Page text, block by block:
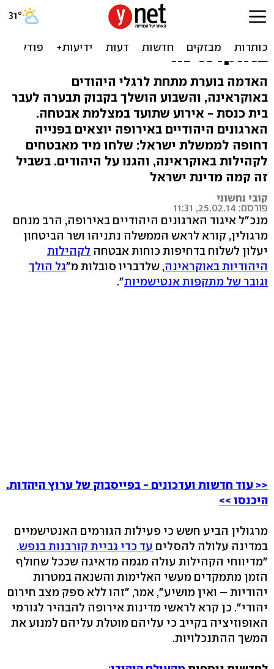
הארגונים היהודיים לישראל:
"מצב חירום יהודי
באוקראינה"
האדמה בוערת מתחת לרגלי היהודים
באוקראינה, והשבוע הושלך בקבוק תבערה לעבר
בית כנסת - אירוע שתועד במצלמת אבטחה.
הארגונים היהודיים באירופה יוצאים בפנייה
דחופה לממשלת ישראל: שלחו מיד מאבטחים
לקהילות באוקראינה, והגנו על היהודים. בשביל
זה קמה מדינת ישראל
קובי נחשוני
פורסם: 25.02.14, 11:31
מנכ"ל איגוד הארגונים היהודיים באירופה, הרב מנחם
מרגולין, קורא לראש הממשלה נתניהו ושר הביטחון
יעלון לשלוח בדחיפות כוחות אבטחה לקהילות
היהודיות באוקראינה, שלדבריו סובלות מ"גל הולך
וגובר של מתקפות אנטישמיות".
<< עוד חדשות ועדכונים - בפייסבוק של ערוץ היהדות.
היכנסו >>
מרגולין הביע חשש כי פעילות הגורמים האנטישמיים
במדינה עלולה להסלים עד כדי גביית קורבנות בנפש.
"מדיווחי הקהילות עולה מגמה מדאיגה שככל שחולף
הזמן מתמקדים מעשי האלימות והשנאה במטרות
יהודיות – ואין מושיע", אמר, "זהו ללא ספק מצב חירום
יהודי". כן קרא לראשי מדינות אירופה להבהיר לגורמי
האופוזיציה בקייב כי עליהם מוטלת עליהם למנוע את
המשך ההתנכלויות.